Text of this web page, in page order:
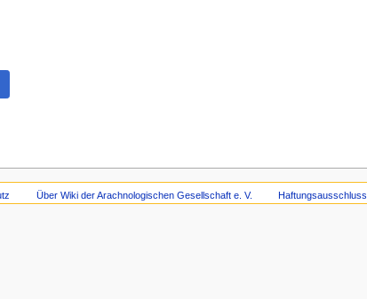
Über Wiki der Arachnologischen Gesellschaft e. V. Haftungsausschluss